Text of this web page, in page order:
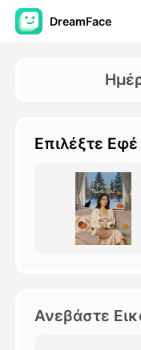
DreamFace
Βίντεο
Φωτογραφία
Άλλα Μέσα
Επιλέξτε Εφέ
Ανεβάστε